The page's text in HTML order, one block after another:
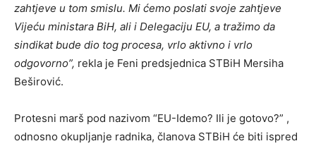
zahtjeve u tom smislu. Mi ćemo poslati svoje zahtjeve
Vijeću ministara BiH, ali i Delegaciju EU, a tražimo da
sindikat bude dio tog procesa, vrlo aktivno i vrlo
odgovorno”, rekla je Feni predsjednica STBiH Mersiha
Beširović.
Protesni marš pod nazivom “EU-Idemo? Ili je gotovo?” ,
odnosno okupljanje radnika, članova STBiH će biti ispred